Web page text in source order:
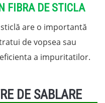
FIBRA DE STICLA
are o importantă
de vopsea sau
a impuritatilor.
DE SABLARE